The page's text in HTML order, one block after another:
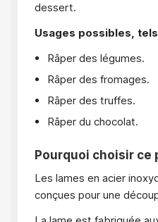
dessert.
Usages possibles,
Râper des légumes.
Râper des fromages.
Râper des truffes.
Râper du chocolat.
Pourquoi choisir ce
Les lames en acier
conçues pour une